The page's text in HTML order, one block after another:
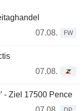
07.08.
FW
07.08.
- Ziel 17500 Pence